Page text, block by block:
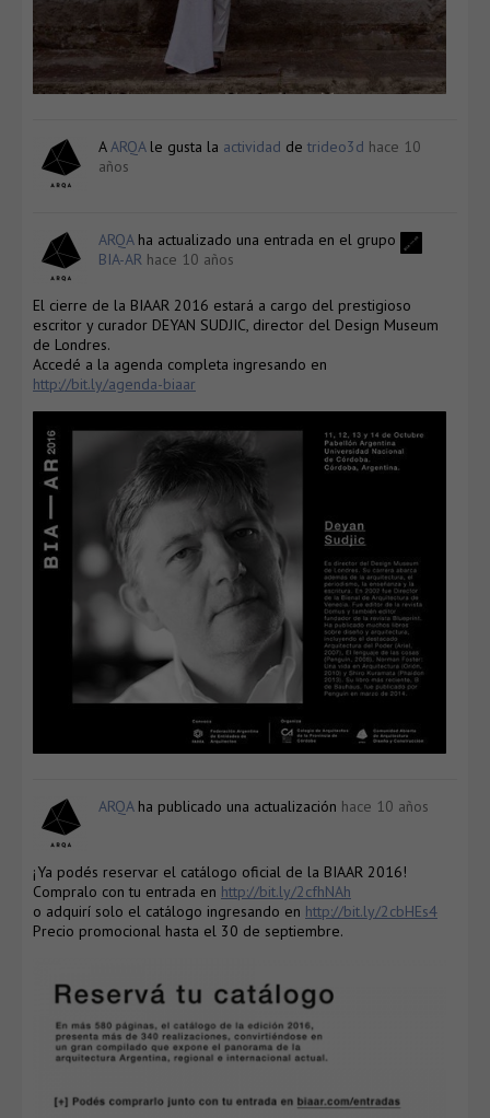
AARQAle gusta la actividad de trideo3d hace 10
años
ARQAha actualizado una entrada en el grupo
BIA-AR hace 10 años
El cierre de la BIAAR 2016 estará a cargo del prestigioso
escritor y curador DEYAN SUDJIC, director del Design Museum
de Londres.
Accedé a la agenda completa ingresando en
http://bit.ly/agenda-biaar
ARQAha publicado una actualización hace 10 años
¡Ya podés reservar el catálogo oficial de la BIAAR 2016!
Compralo con tu entrada en http://bit.ly/2cfhNAh
o adquirí solo el catálogo ingresando en http://bit.ly/2cbHEs4
Precio promocional hasta el 30 de septiembre.